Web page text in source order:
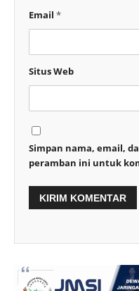
Email *
Situs Web
Simpan nama, email,
peramban ini untuk